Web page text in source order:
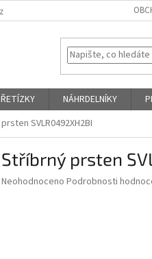
ŘETÍZKY NÁHRDELNÍKY
SVLR0492XH2BI
Stříbrný prsten
Průměrné
Neohodnoceno Podrobnosti